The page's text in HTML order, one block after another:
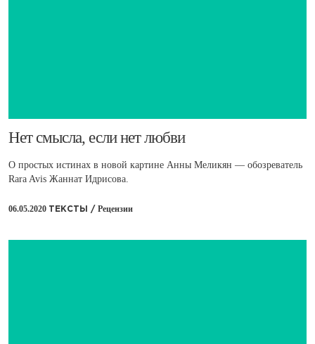
​Нет смысла, если нет любви
О простых истинах в новой картине Анны Меликян — обозреватель
Rara Avis Жаннат Идрисова.
06.05.2020 ТЕКСТЫ / Рецензии